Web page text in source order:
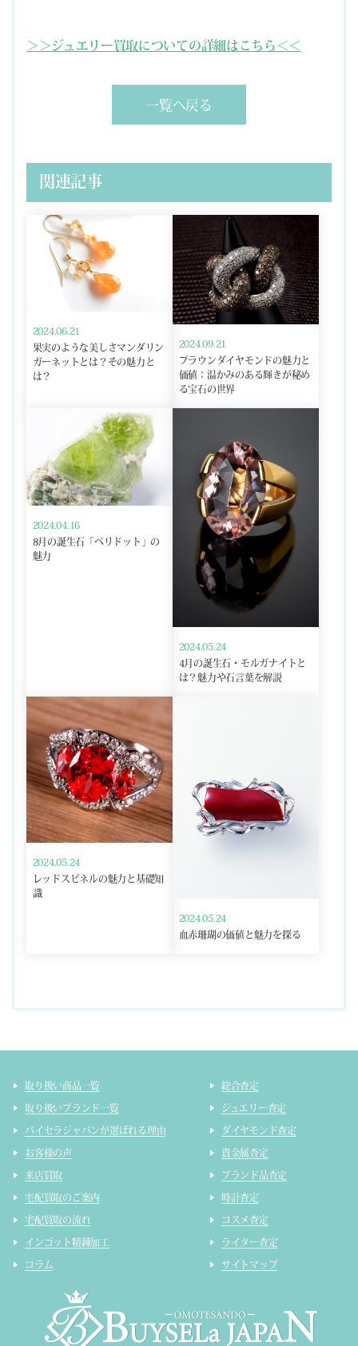
＞＞ジュエリー買取についての詳細はこちら＜＜
一覧へ戻る
関連記事
2024.06.21
果実のような美しさマンダリン
ガーネットとは？その魅力と
は？
2024.09.21
ブラウンダイヤモンドの魅力と
価値：温かみのある輝きが秘め
る宝石の世界
2024.04.16
8月の誕生石「ペリドット」の
魅力
2024.05.24
4月の誕生石・モルガナイトと
は？魅力や石言葉を解説
2024.05.24
レッドスピネルの魅力と基礎知
識
2024.05.24
血赤珊瑚の価値と魅力を探る
取り扱い商品一覧
取り扱いブランド一覧
バイセラジャパンが選ばれる理由
お客様の声
来店買取
宅配買取のご案内
宅配買取の流れ
インゴット精錬加工
コラム
総合査定
ジュエリー査定
ダイヤモンド査定
貴金属査定
ブランド品査定
時計査定
コスメ査定
ライター査定
サイトマップ